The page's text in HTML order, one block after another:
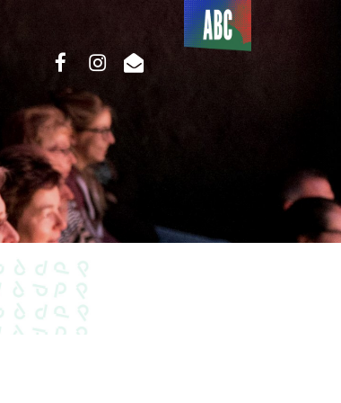
Du côté
de l’ABC
facebookinstagram
email